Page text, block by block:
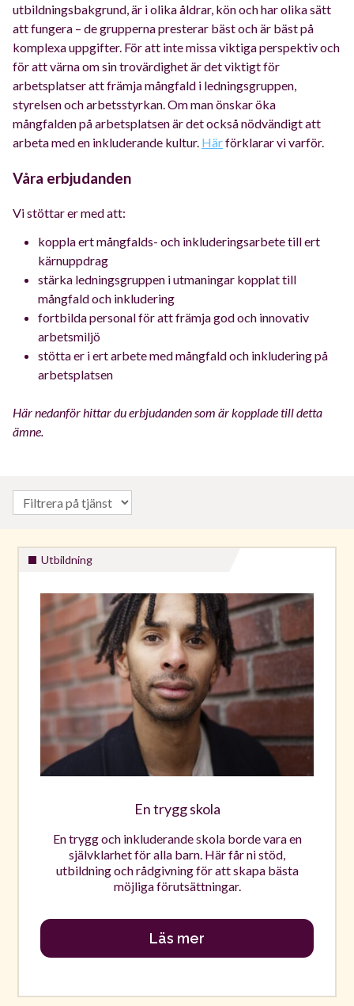
utbildningsbakgrund, är i olika åldrar, kön och har olika sätt
att fungera – de grupperna presterar bäst och är bäst på
komplexa uppgifter. För att inte missa viktiga perspektiv och
för att värna om sin trovärdighet är det viktigt för
arbetsplatser att främja mångfald i ledningsgruppen,
styrelsen och arbetsstyrkan. Om man önskar öka
mångfalden på arbetsplatsen är det också nödvändigt att
arbeta med en inkluderande kultur. Härförklarar vi varför.
Våra erbjudanden
Vi stöttar er med att:
koppla ert mångfalds- och inkluderingsarbete till ert
kärnuppdrag
stärka ledningsgruppen i utmaningar kopplat till
mångfald och inkludering
fortbilda personal för att främja god och innovativ
arbetsmiljö
stötta er i ert arbete med mångfald och inkludering på
arbetsplatsen
Här nedanför hittar du erbjudanden som är kopplade till detta
ämne.
Utbildning
En trygg skola
En trygg och inkluderande skola borde vara en
självklarhet för alla barn. Här får ni stöd,
utbildning och rådgivning för att skapa bästa
möjliga förutsättningar.
Läs mer